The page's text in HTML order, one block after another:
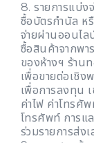
8. รายการแบ่ง
ซื้อบัตรกำนัล ห
จ่ายผ่านออนไล
ซื้อสินค้าจากพา
ของห้างฯ ร้าน
เพื่อขายต่อเชิง
เพื่อการลงทุน
ค่าไฟ ค่าโทรศั
โทรศัพท์ การแ
ร่วมรายการส่ง